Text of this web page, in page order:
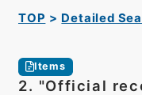
TOP Detailed
Items
2. "Official